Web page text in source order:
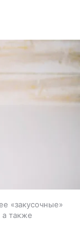
«закусочные»
также